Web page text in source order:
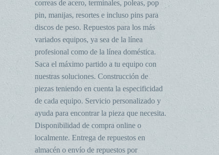
correas de acero, terminales, poleas, pop
pin, manijas, resortes e incluso pins para
discos de peso. Repuestos para los más
variados equipos, ya sea de la línea
profesional como de la línea doméstica.
Saca el máximo partido a tu equipo con
nuestras soluciones. Construcción de
piezas teniendo en cuenta la especificidad
de cada equipo. Servicio personalizado y
ayuda para encontrar la pieza que necesita.
Disponibilidad de compra online o
localmente. Entrega de repuestos en
almacén o envío de repuestos por